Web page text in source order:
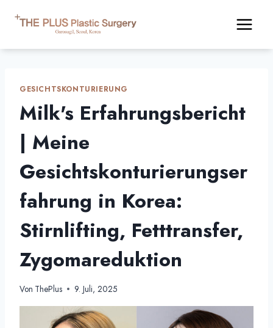
Inhalt
GESICHTSKONTURIERUNG
Milk's Erfahrungsbericht
| Meine
Gesichtskonturierungser
fahrung in Korea:
Stirnlifting, Fetttransfer,
Zygomareduktion
Von ThePlus 9. Juli, 2025